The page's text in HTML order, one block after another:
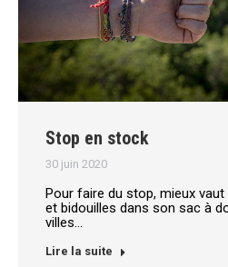
Stop en stock
30 juin 2020
Pour faire du stop, mieux
et bidouilles dans son sac à
villes…
Lire la suite